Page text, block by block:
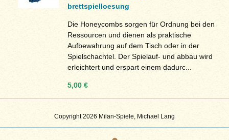
Copyright 2026 Milan-Spiele, Michael Lang
brettspielloesung
Die Honeycombs sorgen für Ordnung bei den
Ressourcen und dienen als praktische
Aufbewahrung auf dem Tisch oder in der
Spielschachtel. Der Spielauf- und abbau wird
erleichtert und erspart einem dadurc...
5,00 €